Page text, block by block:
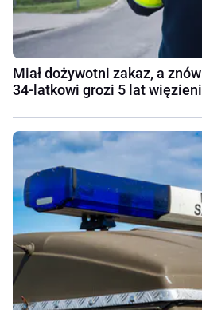
Miał dożywotni zakaz, a
34-latkowi grozi 5 lat